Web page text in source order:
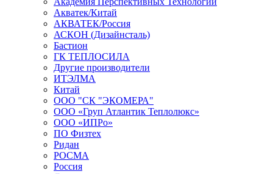
Акватек/Китай
АКВАТЕК/Россия
АСКОН (Дизайнсталь)
Бастион
ГК ТЕПЛОСИЛА
Другие производители
ИТЭЛМА
Китай
ООО "СК "ЭКОМЕРА"
ООО «Груп Атлантик Теплолюкс»
ООО «ИПРо»
ПО Физтех
Ридан
РОСМА
Россия